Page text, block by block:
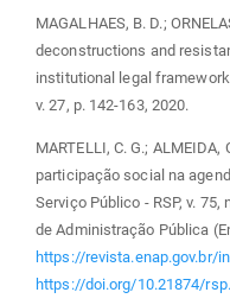
MAGALHAES, B. D.;
deconstructions and
institutional legal
v. 27, p. 142-163, 2020.
MARTELLI, C. G.; ALMEIDA,
participação social na
Serviço Público - RSP, v. 75,
de Administração Pública
https://revista.enap.gov.br/
https://doi.org/10.21874/